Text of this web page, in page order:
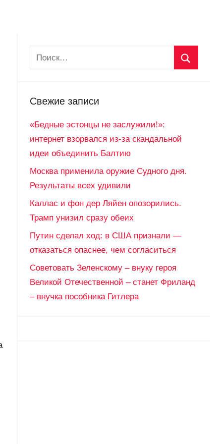
Свежие записи
«Бедные эстонцы не заслужили!»:
интернет взорвался из-за скандальной
идеи объединить Балтию
Москва применила оружие Судного дня.
Результаты всех удивили
Каллас и фон дер Ляйен опозорились.
Трамп унизил сразу обеих
Путин сделал ход: в США признали —
отказаться опаснее, чем согласиться
Советовать Зеленскому – внуку героя
Великой Отечественной – станет Фриланд
– внучка пособника Гитлера